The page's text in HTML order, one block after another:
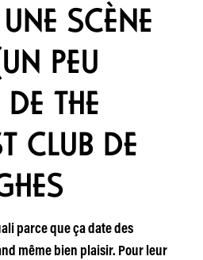
SCÈNE
PEU
THE
CLUB DE
parce que ça date des
même bien plaisir. Pour leur